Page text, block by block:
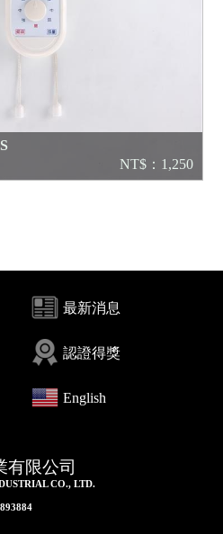
NT$：1,250
最新消息
認證得獎
English
有限公司
CO., LTD.